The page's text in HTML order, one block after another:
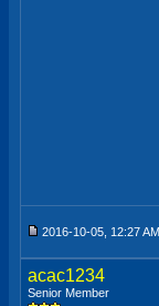
2016-10-05, 12:27
acac1234
Senior Member